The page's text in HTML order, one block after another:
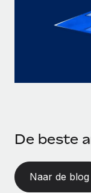
De beste
Naar de blog